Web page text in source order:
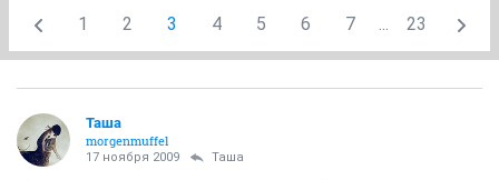
1 2 3 4 5 6 7 ... 23
Таша
morgenmuffel
17 ноября 2009 Таша